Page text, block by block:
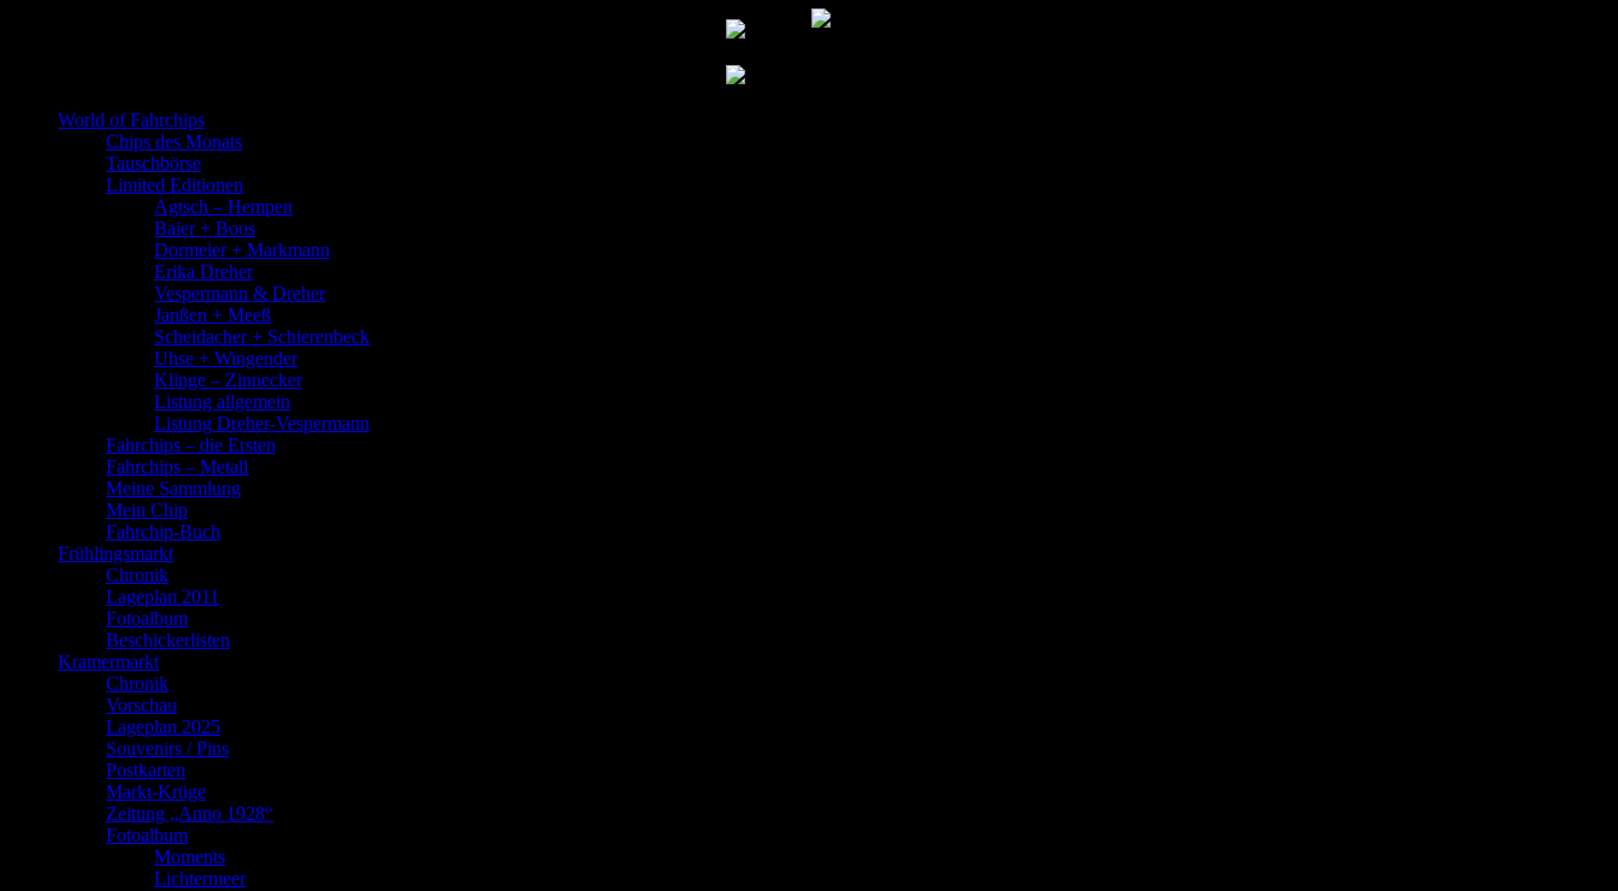
World of Fahrchips
Chips des Monats
Tauschbörse
Limited Editionen
Agtsch – Hempen
Baier + Boos
Dormeier + Markmann
Erika Dreher
Vespermann & Dreher
Janßen + Meeß
Scheidacher + Schierenbeck
Uhse + Wingender
Klinge – Zinnecker
Listung allgemein
Listung Dreher-Vespermann
Fahrchips – die Ersten
Fahrchips – Metall
Meine Sammlung
Mein Chip
Fahrchip-Buch
Frühlingsmarkt
Chronik
Lageplan 2011
Fotoalbum
Beschickerlisten
Kramermarkt
Chronik
Vorschau
Lageplan 2025
Souvenirs / Pins
Postkarten
Markt-Krüge
Zeitung „Anno 1928“
Fotoalbum
Moments
Lichtermeer